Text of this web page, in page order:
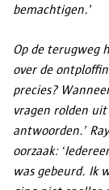
bemachtigen.’
Op de terugweg
over de
precies?
vragen rolden
antwoorden.’
oorzaak:
was gebeurd. Ik